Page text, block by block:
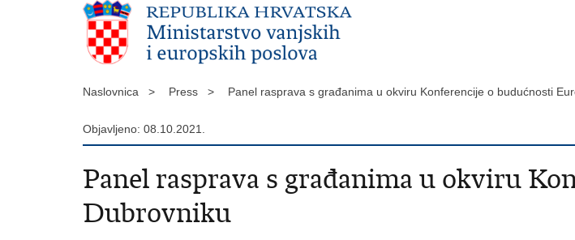
Naslovnica > Press > Panel rasprava s građanima u okviru Konferencije o budućnosti
Objavljeno: 08.10.2021.
Panel rasprava s građanima u okviru
Dubrovniku